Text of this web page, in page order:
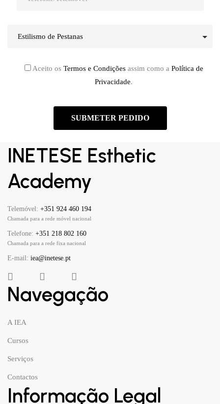
Aceito os Termos e Condiçõesassim como a Política de
Privacidade.
INETESE Esthetic
Academy
Telemóvel: +351 924 460 194
Chamada para a rede móvel nacional
Telefone: +351 218 802 160
Chamada para a rede fixa nacional
E-mail: iea@inetese.pt
Navegação
A IEA
Cursos
Serviços
Contactos
Informação Legal